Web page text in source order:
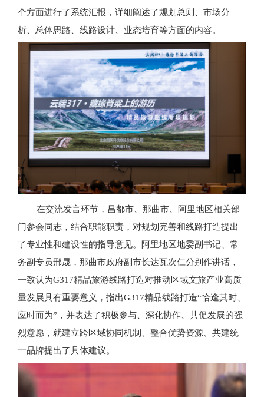
个方面进行了系统汇报，详细阐述了规划总则、市场分
析、总体思路、线路设计、业态培育等方面的内容。
在交流发言环节，昌都市、那曲市、阿里地区相关部
门参会同志，结合职能职责，对规划完善和线路打造提出
了专业性和建设性的指导意见。阿里地区地委副书记、常
务副专员邢晟，那曲市政府副市长达瓦次仁分别作讲话，
一致认为G317精品旅游线路打造对推动区域文旅产业高质
量发展具有重要意义，指出G317精品线路打造“恰逢其时、
应时而为”，并表达了积极参与、深化协作、共促发展的强
烈意愿，就建立跨区域协同机制、整合优势资源、共建统
一品牌提出了具体建议。